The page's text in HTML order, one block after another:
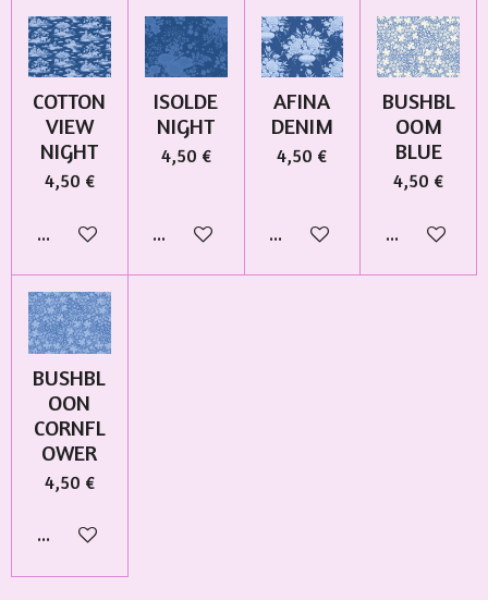
COTTON
VIEW
NIGHT
4,50 €
Añadir al carrito
ISOLDE
NIGHT
4,50 €
Añadir al carrito
AFINA
DENIM
4,50 €
Añadir al carrito
BUSHBL
OOM
BLUE
4,50 €
Añadir al
BUSHBL
OON
CORNFL
OWER
4,50 €
Añadir al carrito